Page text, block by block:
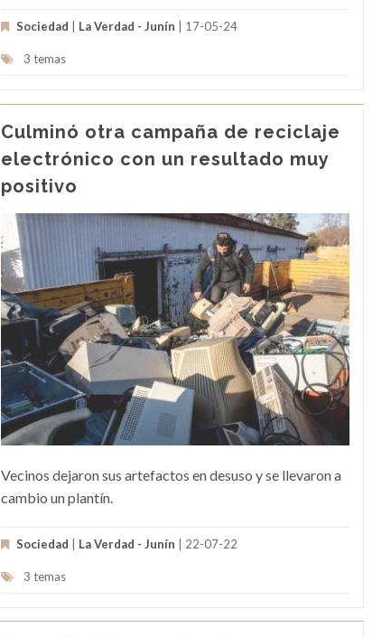
Sociedad La Verdad - Junín | 17-05-24
3 temas
Culminó otra campaña de reciclaje
electrónico con un resultado muy
positivo
Vecinos dejaron sus artefactos en desuso y se llevaron a
cambio un plantín.
Sociedad La Verdad - Junín | 22-07-22
3 temas